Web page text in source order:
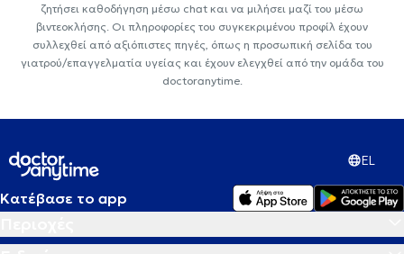
ζητήσει καθοδήγηση μέσω chat και να μιλήσει μαζί του μέσω
βιντεοκλήσης. Οι πληροφορίες του συγκεκριμένου προφίλ έχουν
συλλεχθεί από αξιόπιστες πηγές, όπως η προσωπική σελίδα του
γιατρού/επαγγελματία υγείας και έχουν ελεγχθεί από την ομάδα του
doctoranytime.
EL
Κατέβασε το app